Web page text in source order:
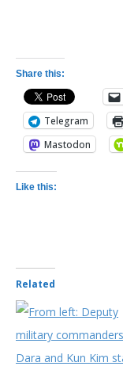
Share this:
Telegram
Mastodon
Like this:
Related